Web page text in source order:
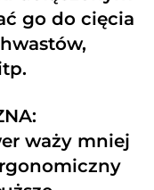
go do cięcia
waży mniej